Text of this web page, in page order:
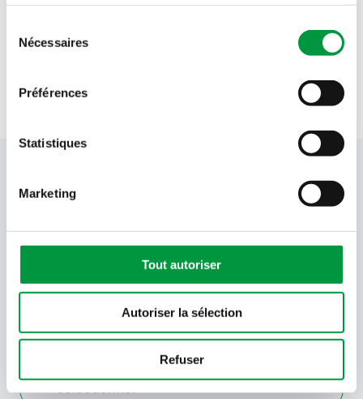
Nécessaires
Préférences
Statistiques
Marketing
Tout autoriser
Autoriser la sélection
Refuser
Jeudi 13 août 06h00 - 21h00
Offres, recettes, promotions et offres exclusives en
avant-première ! Recevez-les dans votre boîte de
adresse
email
Language
- Sélectionner -